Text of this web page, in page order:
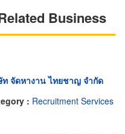
Business
ท จัดหางาน ไทยชาญ จำกัด
: Recruitment Services